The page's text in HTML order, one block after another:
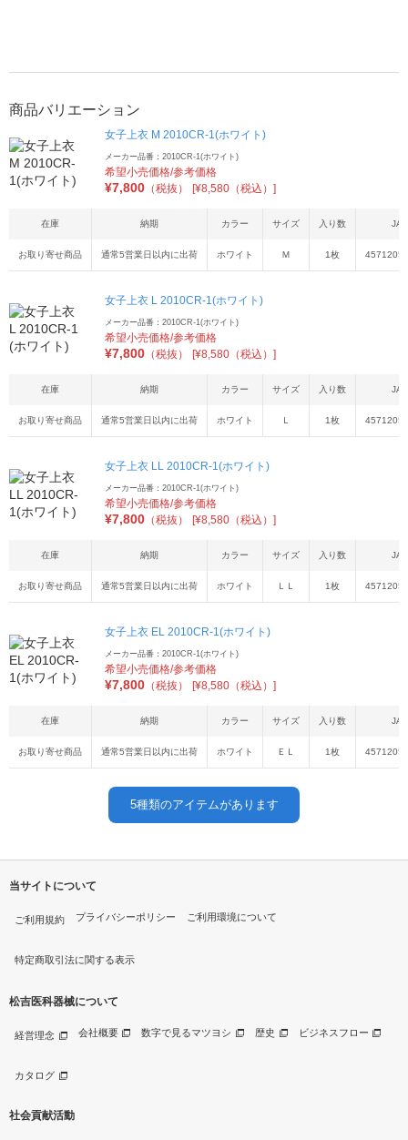
商品バリエーション
女子上衣 M 2010CR-1(ホワイト)
メーカー品番：2010CR-1(ホワイト)
希望小売価格/参考価格
¥7,800 （税抜） [¥8,580（税込）]
在庫 納期 カラー サイズ 入り数 JAN
お取り寄せ商品 通常5営業日以内に出荷 ホワイト Ｍ 1枚
女子上衣 L 2010CR-1(ホワイト)
メーカー品番：2010CR-1(ホワイト)
希望小売価格/参考価格
¥7,800 （税抜） [¥8,580（税込）]
在庫 納期 カラー サイズ 入り数 JAN
お取り寄せ商品 通常5営業日以内に出荷 ホワイト Ｌ 1枚
女子上衣 LL 2010CR-1(ホワイト)
メーカー品番：2010CR-1(ホワイト)
希望小売価格/参考価格
¥7,800 （税抜） [¥8,580（税込）]
在庫 納期 カラー サイズ 入り数 JAN
お取り寄せ商品 通常5営業日以内に出荷 ホワイト ＬＬ 1枚
女子上衣 EL 2010CR-1(ホワイト)
メーカー品番：2010CR-1(ホワイト)
希望小売価格/参考価格
¥7,800 （税抜） [¥8,580（税込）]
在庫 納期 カラー サイズ 入り数 JAN
お取り寄せ商品 通常5営業日以内に出荷 ホワイト ＥＬ 1枚
5種類のアイテムがあります
当サイトについて
ご利用規約 プライバシーポリシー ご利用環境について
特定商取引法に関する表示
松吉医科器械について
経営理念 会社概要 数字で見るマツヨシ 歴史 ビジネスフロー
カタログ
社会貢献活動